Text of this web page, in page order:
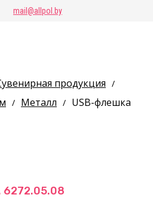
mail@allpol.by
продукция /
/ Металл / USB-флешка
6272.05.08